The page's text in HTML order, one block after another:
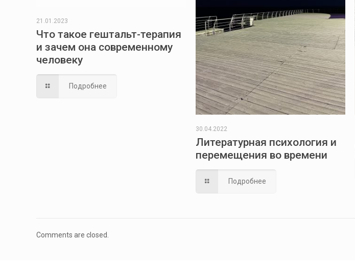
21.01.2023
Что такое гештальт-терапия
и зачем она современному
человеку
Подробнее
30.04.2022
Литературная психология и
перемещения во времени
Подробнее
Comments are closed.